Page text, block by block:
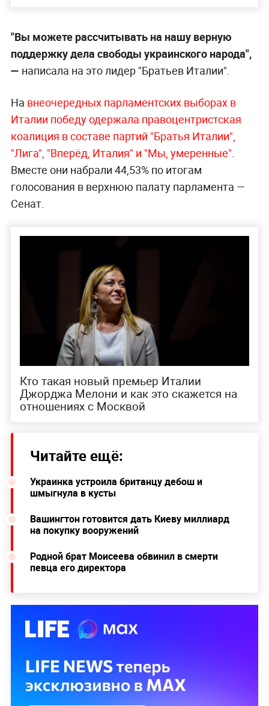
"Вы можете рассчитывать на нашу верную
поддержку дела свободы украинского народа",
— написала на это лидер "Братьев Италии".
На внеочередных парламентских выборах в
Италии победу одержала правоцентристская
коалиция в составе партий "Братья Италии",
"Лига", "Вперёд, Италия" и "Мы, умеренные".
Вместе они набрали 44,53% по итогам
голосования в верхнюю палату парламента —
Сенат.
Кто такая новый премьер Италии
Джорджа Мелони и как это скажется на
отношениях с Москвой
Читайте ещё:
Украинка устроила британцу дебош и
шмыгнула в кусты
Вашингтон готовится дать Киеву миллиард
на покупку вооружений
Родной брат Моисеева обвинил в смерти
певца его директора